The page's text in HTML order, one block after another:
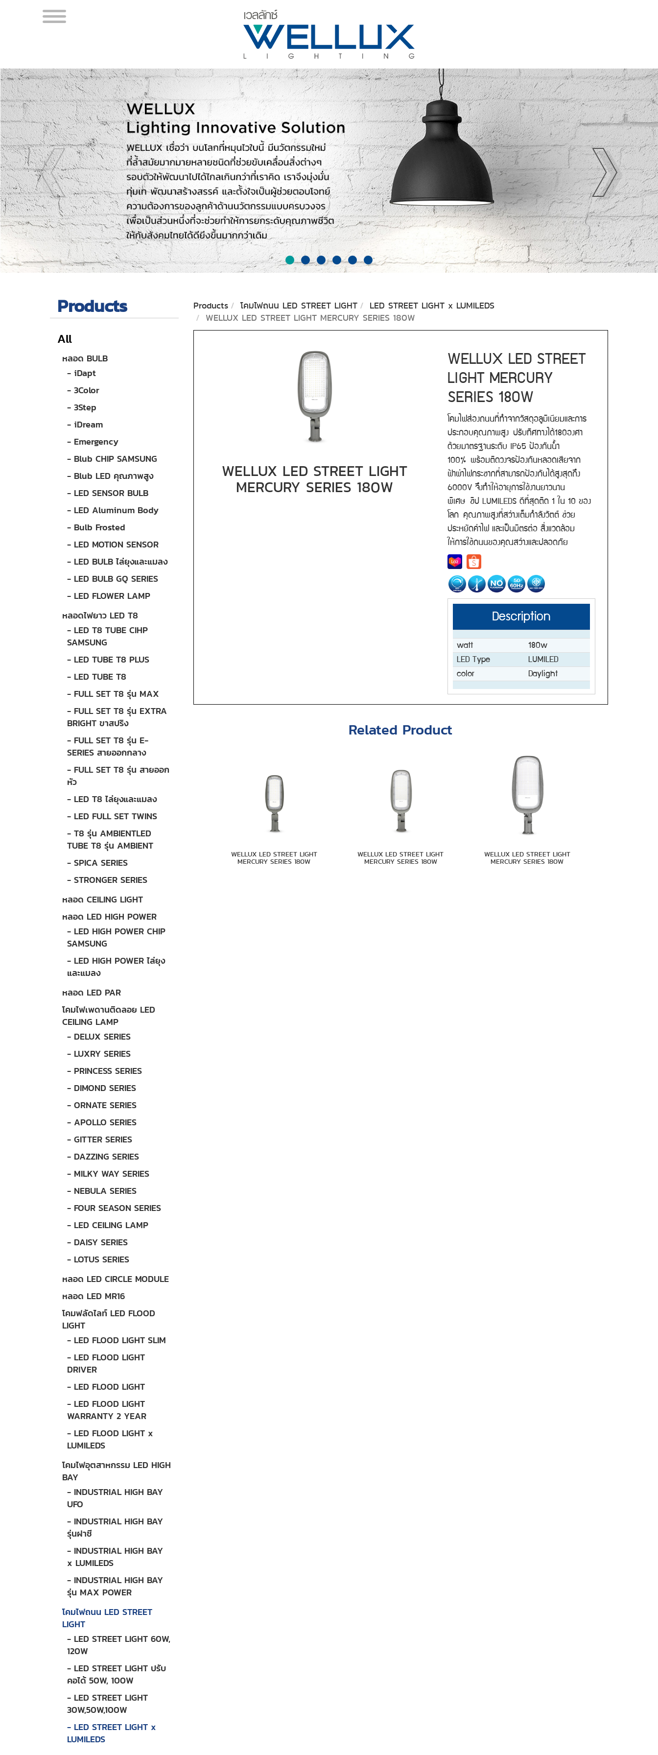
Products
All
หลอด BULB
- iDapt
- 3Color
- 3Step
- iDream
- Emergency
- Blub CHIP SAMSUNG
- Blub LED คุณภาพสูง
- LED SENSOR BULB
- LED Aluminum Body
- Bulb Frosted
- LED MOTION SENSOR
- LED BULB ไล่ยุงและแมลง
- LED BULB GQ SERIES
- LED FLOWER LAMP
หลอดไฟยาว LED T8
- LED T8 TUBE CIHP
SAMSUNG
- LED TUBE T8 PLUS
- LED TUBE T8
- FULL SET T8 รุ่น MAX
- FULL SET T8 รุ่น EXTRA
BRIGHT ขาสปริง
- FULL SET T8 รุ่น E-
SERIES สายออกกลาง
- FULL SET T8 รุ่น สายออก
หัว
- LED T8 ไล่ยุงและแมลง
- LED FULL SET TWINS
- T8 รุ่น AMBIENTLED
TUBE T8 รุ่น AMBIENT
- SPICA SERIES
- STRONGER SERIES
หลอด CEILING LIGHT
หลอด LED HIGH POWER
- LED HIGH POWER CHIP
SAMSUNG
- LED HIGH POWER ไล่ยุง
และแมลง
หลอด LED PAR
โคมไฟเพดานติดลอย LED
CEILING LAMP
- DELUX SERIES
- LUXRY SERIES
- PRINCESS SERIES
- DIMOND SERIES
- ORNATE SERIES
- APOLLO SERIES
- GITTER SERIES
- DAZZING SERIES
- MILKY WAY SERIES
- NEBULA SERIES
- FOUR SEASON SERIES
- LED CEILING LAMP
- DAISY SERIES
- LOTUS SERIES
หลอด LED CIRCLE MODULE
หลอด LED MR16
โคมฟลัดไลท์ LED FLOOD
LIGHT
- LED FLOOD LIGHT SLIM
- LED FLOOD LIGHT
DRIVER
- LED FLOOD LIGHT
- LED FLOOD LIGHT
WARRANTY 2 YEAR
- LED FLOOD LIGHT x
LUMILEDS
โคมไฟอุตสาหกรรม LED HIGH
BAY
- INDUSTRIAL HIGH BAY
UFO
- INDUSTRIAL HIGH BAY
รุ่นฝาชี
- INDUSTRIAL HIGH BAY
x LUMILEDS
- INDUSTRIAL HIGH BAY
รุ่น MAX POWER
โคมไฟถนน LED STREET
LIGHT
- LED STREET LIGHT 60W,
120W
- LED STREET LIGHT ปรับ
คอได้ 50W, 100W
- LED STREET LIGHT
30W,50W,100W
- LED STREET LIGHT x
LUMILEDS
Products โคมไฟถนน LED STREET LIGHT
LED STREET LIGHT x LUMILEDS
WELLUX LED STREET LIGHT MERCURY SERIES 180W
WELLUX LED STREET LIGHT
MERCURY SERIES 180W
WELLUX LED STREET
LIGHT MERCURY
SERIES 180W
โคมไฟส่องถนนที่ทำจากวัสดุอลูมิเนียมและการ
ประกอบคุณภาพสูง ปรับทิศทางได้180องศา
ด้วยมาตรฐานระดับ IP65 ป้องกันน้ำ
100% พร้อมติดวงจรป้องกันหลอดเสียจาก
ฟ้าผ่าไฟกระชากที่สามารถป้องกันได้สูงสุดถึง
6000V จึงทำให้อายุการใช้งานยาวนาน
พิเศษ ชิป LUMILEDS ดีที่สุดติด 1 ใน 10 ของ
โลก คุณภาพสูงที่สว่างเต็มกำลังวัตต์ ช่วย
ประหยัดค่าไฟ และเป็นมิตรต่อ สิ่งแวดล้อม
ให้การใช้ถนนของคุณสว่างและปลอดภัย
Description
watt
180w
LED Type
LUMILED
color
Daylight
Related Product
WELLUX LED STREET LIGHT
MERCURY SERIES 180W
WELLUX LED STREET LIGHT
MERCURY SERIES 180W
WELLUX LED STREET LIGHT
MERCURY SERIES 180W